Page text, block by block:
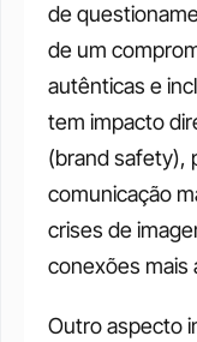
de
de um
autênticas e
tem impacto
(brand safety),
comunicação
crises de
conexões mais
Outro aspecto